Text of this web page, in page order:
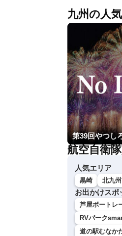
九州の人
第39回やつし
航空自衛
人気エリア
黒崎 北九
お出かけスポ
芦屋ボートレ
RVパーク
道の駅むなか